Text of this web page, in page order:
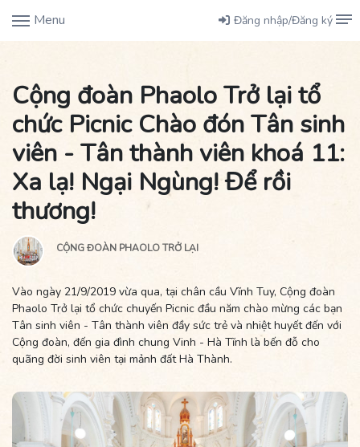
Menu Đăng nhập/Đăng ký
Cộng đoàn Phaolo Trở lại tổ
chức Picnic Chào đón Tân sinh
viên - Tân thành viên khoá 11:
Xa lạ! Ngại Ngùng! Để rồi
thương!
CỘNG ĐOÀN PHAOLO TRỞ LẠI
Vào ngày 21/9/2019 vừa qua, tại chân cầu Vĩnh Tuy, Cộng đoàn
Phaolo Trở lại tổ chức chuyến Picnic đầu năm chào mừng các bạn
Tân sinh viên - Tân thành viên đầy sức trẻ và nhiệt huyết đến với
Cộng đoàn, đến gia đình chung Vinh - Hà Tĩnh là bến đỗ cho
quãng đời sinh viên tại mảnh đất Hà Thành.